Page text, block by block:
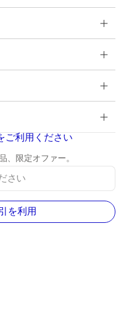
アートを発見する
ご利用ください
、限定オファー。
を利用